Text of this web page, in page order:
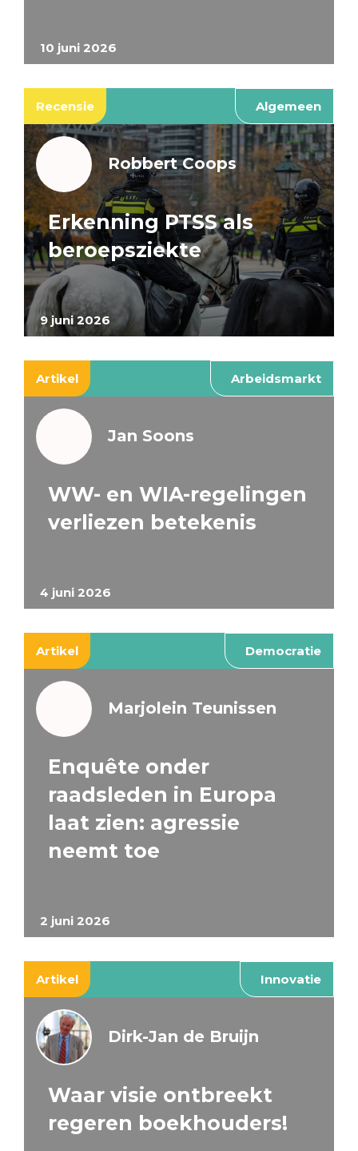
10 juni 2026
Recensie Algemeen
9 juni 2026
Robbert Coops
Erkenning PTSS als
beroepsziekte
Artikel Arbeidsmarkt
4 juni 2026
Jan Soons
WW- en WIA-regelingen
verliezen betekenis
Artikel Democratie
2 juni 2026
Marjolein Teunissen
Enquête onder
raadsleden in Europa
laat zien: agressie
neemt toe
Artikel Innovatie
Dirk-Jan de Bruijn
Waar visie ontbreekt
regeren boekhouders!